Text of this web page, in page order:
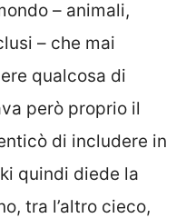
– animali,
– che mai
qualcosa di
però proprio il
di includere in
quindi diede la
tra l’altro cieco,